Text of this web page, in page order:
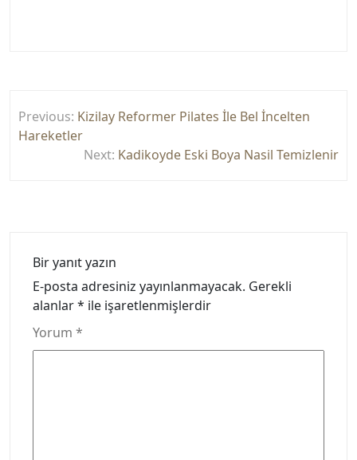
gezinmesi
Previous: Kizilay Reformer Pilates İle Bel İncelten
Hareketler
Next: Kadikoyde Eski Boya Nasil Temizlenir
Bir yanıt yazın
E-posta adresiniz yayınlanmayacak. Gerekli
alanlar* ile işaretlenmişlerdir
Yorum *